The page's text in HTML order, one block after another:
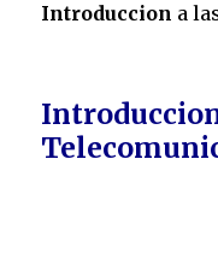
Introduccion a